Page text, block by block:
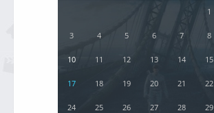
1
3 4 5 6 7 8
10 11 12 13 14 15
17 18 19 20 21 22
24 25 26 27 28 29